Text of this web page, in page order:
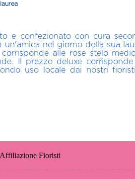
e confezionato con cura
nel giorno della sua
alle rose stelo
Il prezzo deluxe
uso locale dai nostri
Affiliazione Fioristi